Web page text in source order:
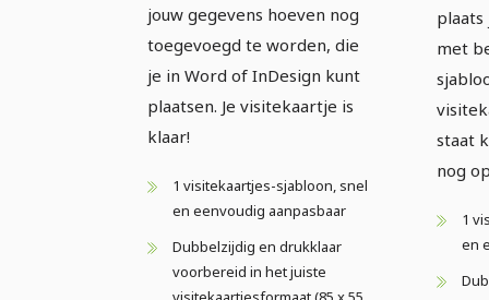
jouw gegevens hoeven nog
toegevoegd te worden, die
je in Word of InDesign kunt
plaatsen. Je visitekaartje is
klaar!
1 visitekaartjes-sjabloon, snel
en eenvoudig aanpasbaar
Dubbelzijdig en drukklaar
voorbereid in het juiste
plaats
met
staat
nog
1
en